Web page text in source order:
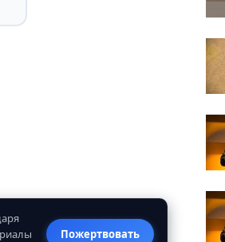
Пожертвовать